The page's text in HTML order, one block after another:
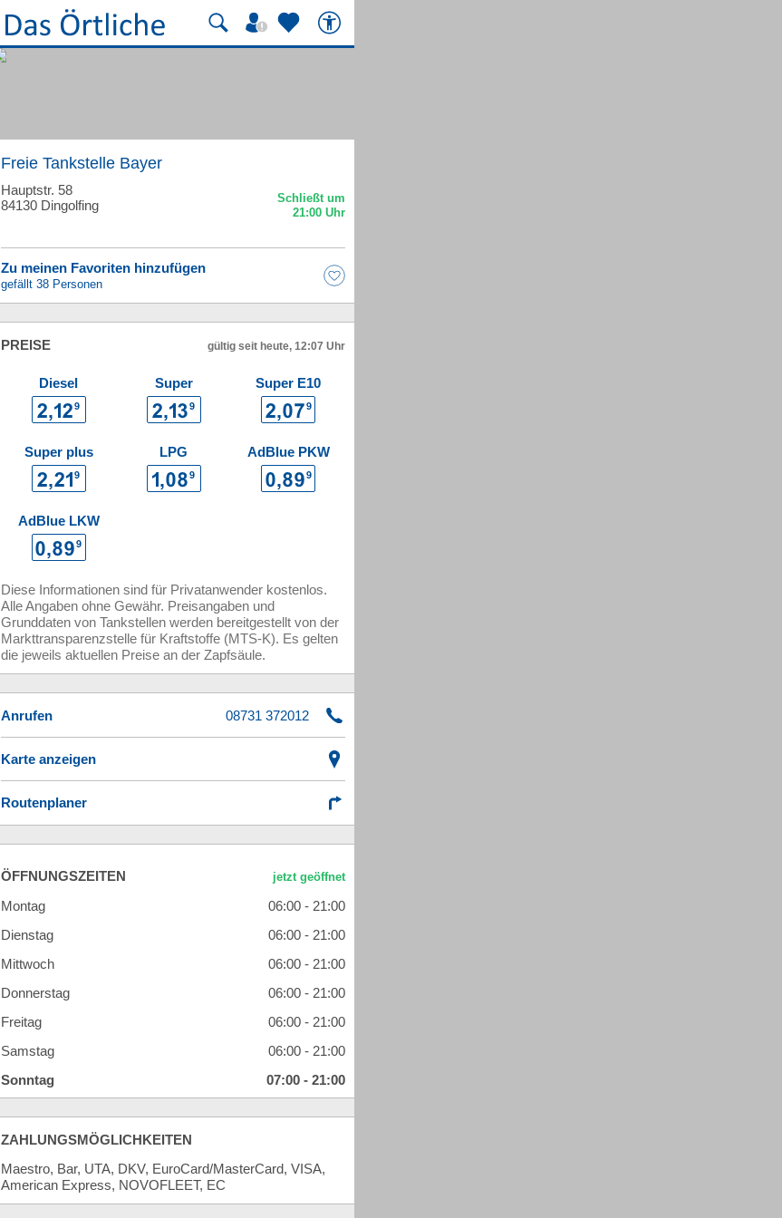
Freie Tankstelle Bayer
Hauptstr. 58
84130 Dingolfing
Zu meinen Favoriten hinzufügen
gefällt 38 Personen
PREISE gültig seit heute, 12:07 Uhr
Diesel Super Super E10
Super plus LPG AdBlue PKW
AdBlue LKW
Diese Informationen sind für Privatanwender kostenlos.
Alle Angaben ohne Gewähr. Preisangaben und
Grunddaten von Tankstellen werden bereitgestellt von der
Markttransparenzstelle für Kraftstoffe (MTS-K). Es gelten
die jeweils aktuellen Preise an der Zapfsäule.
Anrufen
Karte anzeigen
Routenplaner
ÖFFNUNGSZEITEN
Montag
06:00 - 21:00
Dienstag
06:00 - 21:00
Mittwoch
06:00 - 21:00
Donnerstag
06:00 - 21:00
Freitag
06:00 - 21:00
Samstag
06:00 - 21:00
Sonntag
07:00 - 21:00
ZAHLUNGSMÖGLICHKEITEN
Maestro, Bar, UTA, DKV, EuroCard/MasterCard, VISA,
American Express, NOVOFLEET, EC